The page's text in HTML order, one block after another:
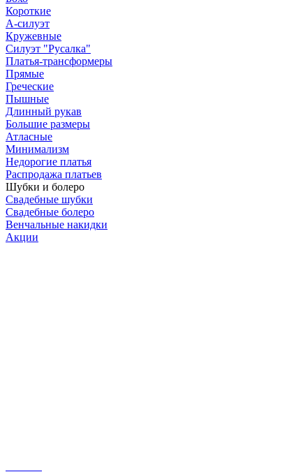
Короткие
А-силуэт
Кружевные
Силуэт "Русалка"
Платья-трансформеры
Прямые
Греческие
Пышные
Длинный рукав
Большие размеры
Атласные
Минимализм
Недорогие платья
Распродажа платьев
Шубки и болеро
Свадебные шубки
Свадебные болеро
Венчальные накидки
Акции